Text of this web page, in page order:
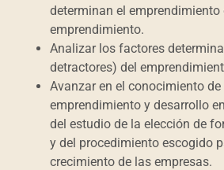
determinan el emprendimiento
emprendimiento.
Analizar los factores
detractores) del
Avanzar en el conocimiento
emprendimiento y desarrollo
del estudio de la elección de
y del procedimiento escogido
crecimiento de las empresas.